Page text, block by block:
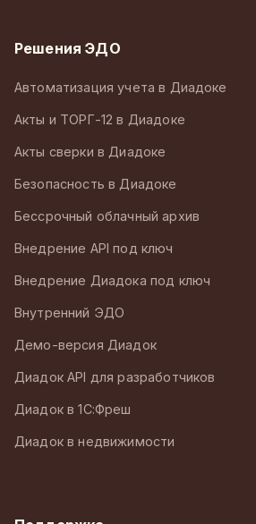
Решения ЭДО
Автоматизация учета в Диадоке
Акты и ТОРГ-12 в Диадоке
Акты сверки в Диадоке
Безопасность в Диадоке
Бессрочный облачный архив
Внедрение API под ключ
Внедрение Диадока под ключ
Внутренний ЭДО
Демо-версия Диадок
Диадок API для разработчиков
Диадок в 1С:Фреш
Диадок в недвижимости